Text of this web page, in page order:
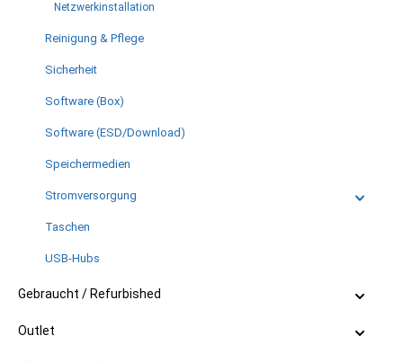
Netzwerkinstallation
Reinigung & Pflege
Sicherheit
Software (Box)
Software (ESD/Download)
Speichermedien
Stromversorgung
Taschen
USB-Hubs
Gebraucht / Refurbished
Outlet